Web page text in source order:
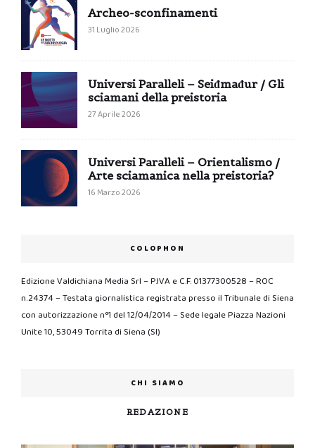
Archeo-sconfinamenti
31 Luglio 2026
Universi Paralleli – Seiđmađur / Gli
sciamani della preistoria
27 Aprile 2026
Universi Paralleli – Orientalismo /
Arte sciamanica nella preistoria?
16 Marzo 2026
COLOPHON
Edizione Valdichiana Media Srl – P.IVA e C.F. 01377300528 – ROC
n.24374 – Testata giornalistica registrata presso il Tribunale di Siena
con autorizzazione n°1 del 12/04/2014 – Sede legale Piazza Nazioni
Unite 10, 53049 Torrita di Siena (SI)
CHI SIAMO
REDAZIONE